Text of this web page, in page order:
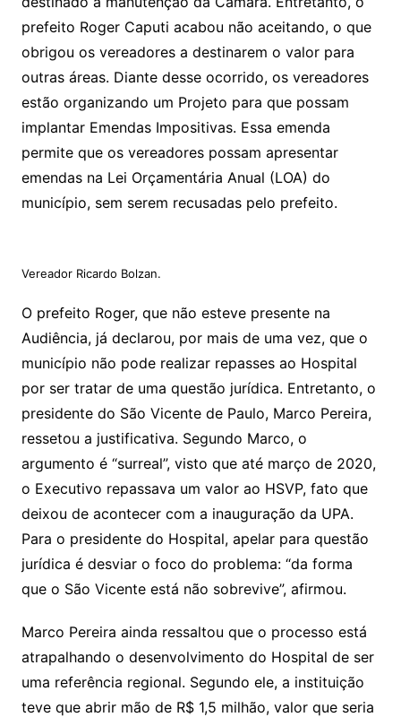
prefeito Roger Caputi acabou não aceitando, o que
obrigou os vereadores a destinarem o valor para
outras áreas. Diante desse ocorrido, os vereadores
estão organizando um Projeto para que possam
implantar Emendas Impositivas. Essa emenda
permite que os vereadores possam apresentar
emendas na Lei Orçamentária Anual (LOA) do
município, sem serem recusadas pelo prefeito.
Vereador Ricardo Bolzan.
O prefeito Roger, que não esteve presente na
Audiência, já declarou, por mais de uma vez, que o
município não pode realizar repasses ao Hospital
por ser tratar de uma questão jurídica. Entretanto, o
presidente do São Vicente de Paulo, Marco Pereira,
ressetou a justificativa. Segundo Marco, o
argumento é “surreal”, visto que até março de 2020,
o Executivo repassava um valor ao HSVP, fato que
deixou de acontecer com a inauguração da UPA.
Para o presidente do Hospital, apelar para questão
jurídica é desviar o foco do problema: “da forma
que o São Vicente está não sobrevive”, afirmou.
Marco Pereira ainda ressaltou que o processo está
atrapalhando o desenvolvimento do Hospital de ser
uma referência regional. Segundo ele, a instituição
teve que abrir mão de R$ 1,5 milhão, valor que seria